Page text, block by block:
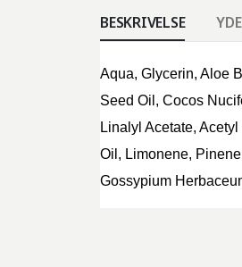
BESKRIVELSE
Aqua, Glycerin, Aloe
Seed Oil, Cocos
Linalyl Acetate,
Oil, Limonene,
Gossypium